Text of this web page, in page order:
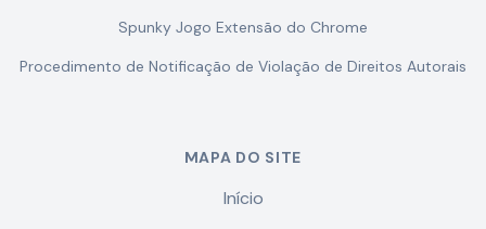
Spunky Jogo Extensão do Chrome
Procedimento de Notificação de Violação de Direitos Autorais
MAPA DO SITE
Início